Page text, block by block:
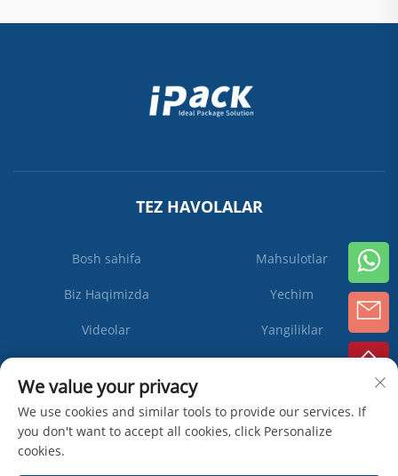
TEZ HAVOLALAR
Bosh sahifa Mahsulotlar
Biz Haqimizda Yechim
Videolar Yangiliklar
We value your privacy
We use cookies and similar tools to provide our services. If
you don't want to accept all cookies, click Personalize
cookies.